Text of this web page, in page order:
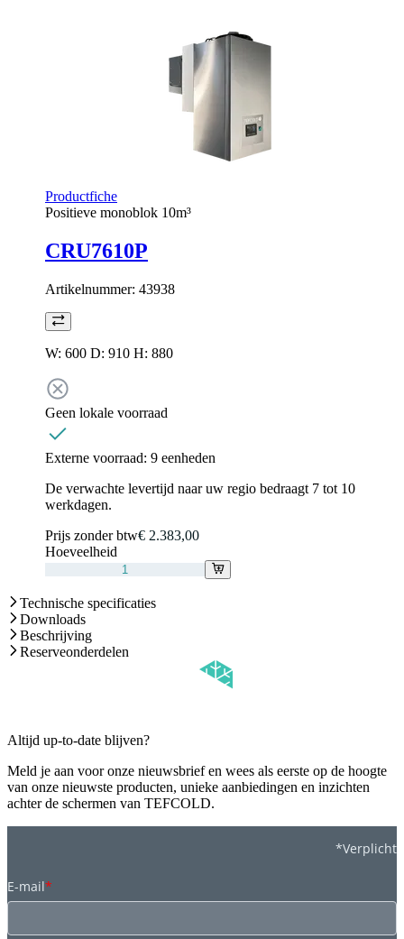
Productfiche
Positieve monoblok 10m³
CRU7610P
Artikelnummer: 43938
W: 600 D: 910 H: 880
Geen lokale voorraad
Externe voorraad: 9 eenheden
De verwachte levertijd naar uw regio bedraagt 7 tot 10
werkdagen.
Prijs zonder btw€ 2.383,00
Hoeveelheid
Technische specificaties
Downloads
Beschrijving
Reserveonderdelen
Altijd up-to-date blijven?
Meld je aan voor onze nieuwsbrief en wees als eerste op de hoogte
van onze nieuwste producten, unieke aanbiedingen en inzichten
achter de schermen van TEFCOLD.
*Verplicht
E-mail*